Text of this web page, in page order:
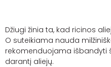
Džiugi žinia ta, kad ricinos
O suteikiama nauda
rekomenduojama išbandyti
darantį aliejų.